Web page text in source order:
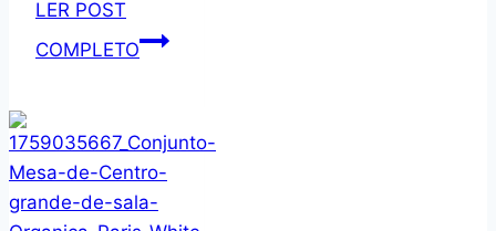
para
estudo,
sem
LER POST
COMPLETOMesa
Gaveta
Nicho
Prateleiras